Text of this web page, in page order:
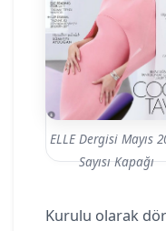
ELLE Dergisi Mayıs
Sayısı Kapağı
Kurulu olarak